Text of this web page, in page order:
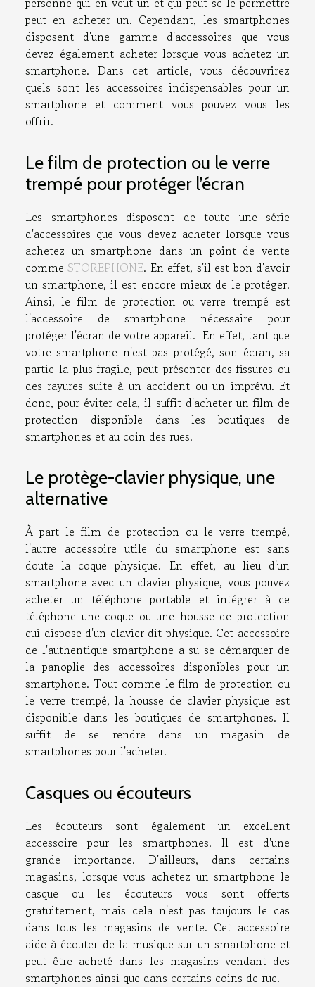
peut en acheter un. Cependant, les smartphones
disposent d'une gamme d'accessoires que vous
devez également acheter lorsque vous achetez un
smartphone. Dans cet article, vous découvrirez
quels sont les accessoires indispensables pour un
smartphone et comment vous pouvez vous les
offrir.
Le film de protection ou le verre
trempé pour protéger l’écran
Les smartphones disposent de toute une série
d'accessoires que vous devez acheter lorsque vous
achetez un smartphone dans un point de vente
commeSTOREPHONE. En effet, s'il est bon d'avoir
un smartphone, il est encore mieux de le protéger.
Ainsi, le film de protection ou verre trempé est
l'accessoire de smartphone nécessaire pour
protéger l'écran de votre appareil. En effet, tant que
votre smartphone n'est pas protégé, son écran, sa
partie la plus fragile, peut présenter des fissures ou
des rayures suite à un accident ou un imprévu. Et
donc, pour éviter cela, il suffit d'acheter un film de
protection disponible dans les boutiques de
smartphones et au coin des rues.
Le protège-clavier physique, une
alternative
À part le film de protection ou le verre trempé,
l'autre accessoire utile du smartphone est sans
doute la coque physique. En effet, au lieu d'un
smartphone avec un clavier physique, vous pouvez
acheter un téléphone portable et intégrer à ce
téléphone une coque ou une housse de protection
qui dispose d'un clavier dit physique. Cet accessoire
de l'authentique smartphone a su se démarquer de
la panoplie des accessoires disponibles pour un
smartphone. Tout comme le film de protection ou
le verre trempé, la housse de clavier physique est
disponible dans les boutiques de smartphones. Il
suffit de se rendre dans un magasin de
smartphones pour l'acheter.
Casques ou écouteurs
Les écouteurs sont également un excellent
accessoire pour les smartphones. Il est d'une
grande importance. D'ailleurs, dans certains
magasins, lorsque vous achetez un smartphone le
casque ou les écouteurs vous sont offerts
gratuitement, mais cela n'est pas toujours le cas
dans tous les magasins de vente. Cet accessoire
aide à écouter de la musique sur un smartphone et
peut être acheté dans les magasins vendant des
smartphones ainsi que dans certains coins de rue.